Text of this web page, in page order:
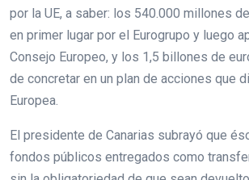
por la UE, a saber: los 540.000 millones
en primer lugar por el Eurogrupo y luego
Consejo Europeo, y los 1,5 billones de
de concretar en un plan de acciones que
Europea.
El presidente de Canarias subrayó que
fondos públicos entregados como